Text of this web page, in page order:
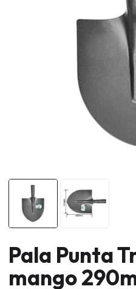
Pala Punta
mango